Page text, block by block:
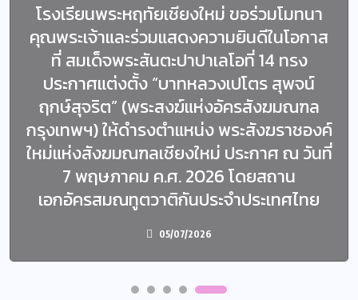
โรงเรียนพระหฤทัยเชียงใหม่ ขอร่วมโมทนา
คุณพระเจ้าและร่วมแสดงความยินดีในโอกาส
ที่ สมเด็จพระสันตะปาปาเลโอที่ 14 ทรง
ประกาศแต่งตั้ง “บาทหลวงเปโตร สุพจน์
ฤกษ์สุจริต” (พระสงฆ์แห่งอัครสังฆมณฑล
กรุงเทพฯ) ให้ดำรงตำแหน่ง พระสังฆราชองค์
ใหม่แห่งสังฆมณฑลเชียงใหม่ ประกาศ ณ วันที่
7 พฤษภาคม ค.ศ. 2026 โดยสถาน
เอกอัครสมณทูตวาติกันประจำประเทศไทย
05/07/2026